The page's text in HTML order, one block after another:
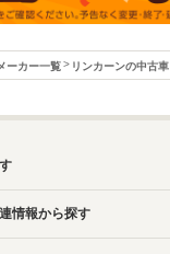
ーカー一覧 リンカーンの中古車
情報から探す